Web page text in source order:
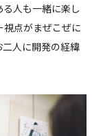
人も一緒に楽し
点がまぜこぜに
人に開発の経緯